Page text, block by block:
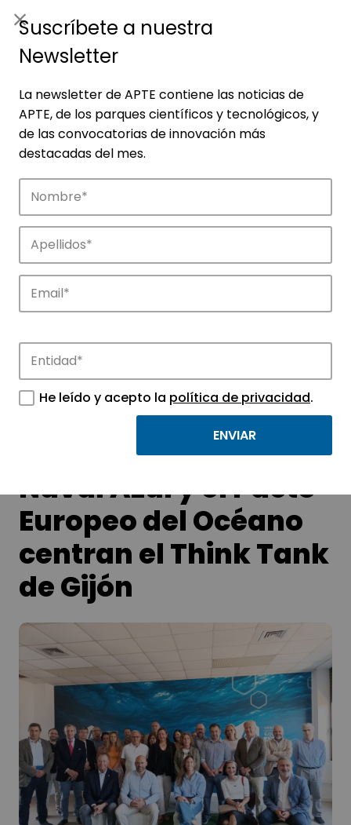
Noticias
Conoce las noticias más destacadas de
APTE y sus parques científicos y
tecnológicos.
Naval Azul y el Pacto
Europeo del Océano
centran el Think Tank
de Gijón
Suscríbete a nuestra
Newsletter
La newsletter de APTE contiene las noticias de
APTE, de los parques científicos y tecnológicos, y
de las convocatorias de innovación más
destacadas del mes.
He leído y acepto la política de privacidad.